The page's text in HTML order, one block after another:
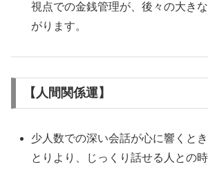
視点での金銭管理が、後々の大き
がります。
【人間関係運】
少人数での深い会話が心に響くと
とりより、じっくり話せる人との